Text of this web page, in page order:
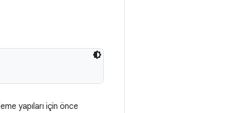
yapıları için önce